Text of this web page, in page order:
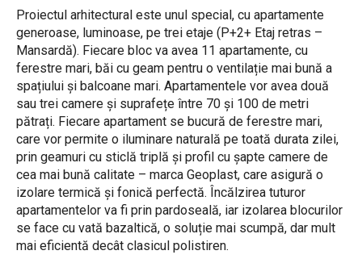
Proiectul arhitectural este unul special, cu apartamente
generoase, luminoase, pe trei etaje (P+2+ Etaj retras –
Mansardă). Fiecare bloc va avea 11 apartamente, cu
ferestre mari, băi cu geam pentru o ventilație mai bună a
spațiului și balcoane mari. Apartamentele vor avea două
sau trei camere și suprafețe între 70 și 100 de metri
pătrați. Fiecare apartament se bucură de ferestre mari,
care vor permite o iluminare naturală pe toată durata zilei,
prin geamuri cu sticlă triplă și profil cu șapte camere de
cea mai bună calitate – marca Geoplast, care asigură o
izolare termică și fonică perfectă. Încălzirea tuturor
apartamentelor va fi prin pardoseală, iar izolarea blocurilor
se face cu vată bazaltică, o soluție mai scumpă, dar mult
mai eficientă decât clasicul polistiren.